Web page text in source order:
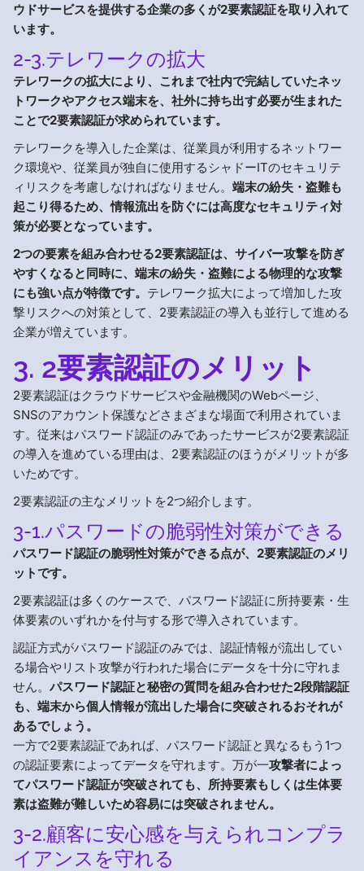
ウドサービスを提供する企業の多くが2要素認証を取り入れて
います。
2-3.テレワークの拡大
テレワークの拡大により、これまで社内で完結していたネッ
トワークやアクセス端末を、社外に持ち出す必要が生まれた
ことで2要素認証が求められています。
テレワークを導入した企業は、従業員が利用するネットワー
ク環境や、従業員が独自に使用するシャドーITのセキュリテ
ィリスクを考慮しなければなりません。 端末の紛失・盗難も
起こり得るため、情報流出を防ぐには高度なセキュリティ対
策が必要となっています。
2つの要素を組み合わせる2要素認証は、サイバー攻撃を防ぎ
やすくなると同時に、端末の紛失・盗難による物理的な攻撃
にも強い点が特徴です。 テレワーク拡大によって増加した攻
撃リスクへの対策として、2要素認証の導入も並行して進める
企業が増えています。
3. 2要素認証のメリット
2要素認証はクラウドサービスや金融機関のWebページ、
SNSのアカウント保護などさまざまな場面で利用されていま
す。従来はパスワード認証のみであったサービスが2要素認証
の導入を進めている理由は、2要素認証のほうがメリットが多
いためです。
2要素認証の主なメリットを2つ紹介します。
3-1.パスワードの脆弱性対策ができる
パスワード認証の脆弱性対策ができる点が、2要素認証のメリ
ットです。
2要素認証は多くのケースで、パスワード認証に所持要素・生
体要素のいずれかを付与する形で導入されています。
認証方式がパスワード認証のみでは、認証情報が流出してい
る場合やリスト攻撃が行われた場合にデータを十分に守れま
せん。 パスワード認証と秘密の質問を組み合わせた2段階認証
も、端末から個人情報が流出した場合に突破されるおそれが
あるでしょう。
一方で2要素認証であれば、パスワード認証と異なるもう1つ
の認証要素によってデータを守れます。万が一攻撃者によっ
てパスワード認証が突破されても、所持要素もしくは生体要
素は盗難が難しいため容易には突破されません。
3-2.顧客に安心感を与えられコンプラ
イアンスを守れる